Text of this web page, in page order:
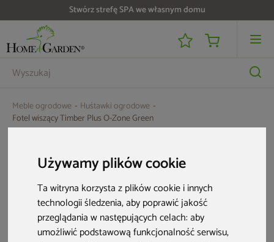
Używamy plików cookie
Ta witryna korzysta z plików cookie i innych
technologii śledzenia, aby poprawić jakość
przeglądania w następujących celach:aby
umożliwić podstawową funkcjonalność serwisu,
Stwórz strefę SPA we własnym domu
Meble ogrodowe
Huśtawki ogrodowe
Fotel wiszący Timber Plus O-Zone Green